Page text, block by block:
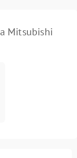
Mitsubishi